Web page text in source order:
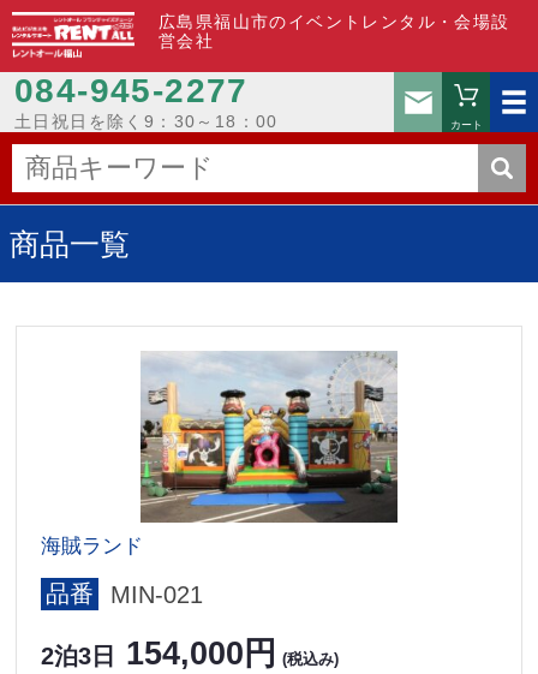
広島県福山市のイベントレンタル・会場設
営会社
084-945-2277
土日祝日を除く9：30～18：00
お問い
カート
商品一覧
海賊ランド
品番 MIN-021
2泊3日 154,000円 (税込み)